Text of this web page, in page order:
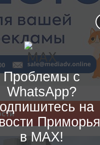
Проблемы с
WhatsApp?
на
Приморья
в MAX!